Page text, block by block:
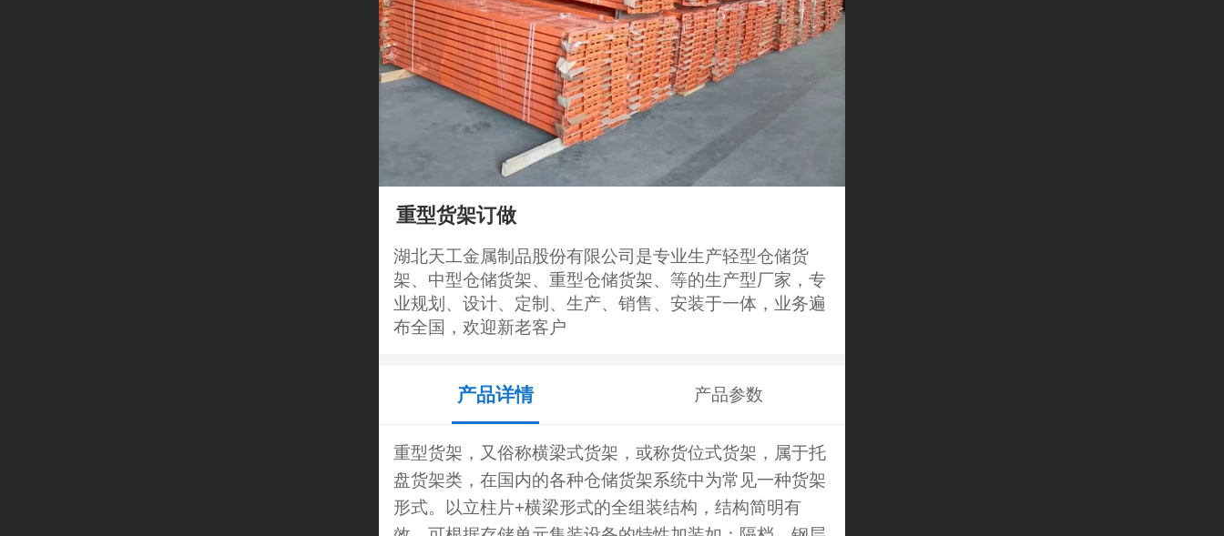
重型货架订做
湖北天工金属制品股份有限公司是专业生产轻型仓储货
架、中型仓储货架、重型仓储货架、等的生产型厂家，专
业规划、设计、定制、生产、销售、安装于一体，业务遍
布全国，欢迎新老客户
产品详情 产品参数
重型货架，又俗称横梁式货架，或称货位式货架，属于托
盘货架类，在国内的各种仓储货架系统中为常见一种货架
形式。以立柱片+横梁形式的全组装结构，结构简明有